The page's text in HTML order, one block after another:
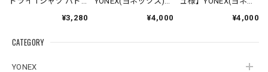
CATEGORY
YONEX
ンちゃんのかお】
料】
¥3,280
ミントン テニス 【ビ
【シマエナガのか
¥4,000
バドミントン 【トラ
【16500】【送料無
¥4,000